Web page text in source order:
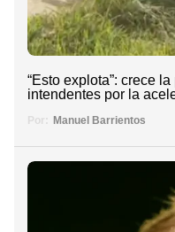
“Esto explota”: crece
intendentes por la
Por: Manuel Barrientos